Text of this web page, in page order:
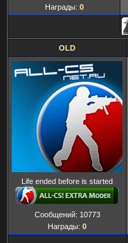
Награды: 0
OLD
Life ended before is started
Сообщений: 10773
Награды: 0